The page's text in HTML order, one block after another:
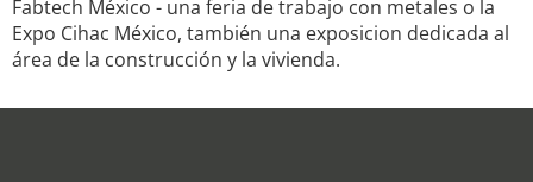
Fabtech México - una feria de trabajo con metales o la
Expo Cihac México, también una exposicion dedicada al
área de la construcción y la vivienda.